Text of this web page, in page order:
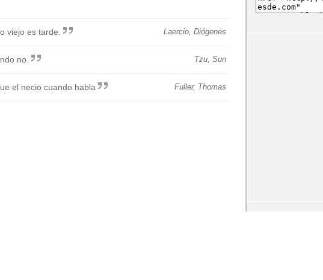
Laercio, Diógenes
viejo es tarde.
Tzu, Sun
no.
Fuller, Thomas
el necio cuando habla